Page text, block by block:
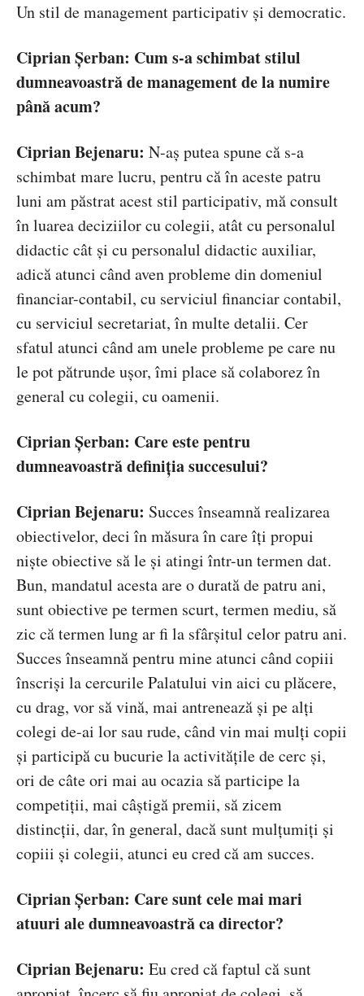
Un stil de management participativ și democratic.
Ciprian Șerban: Cum s-a schimbat stilul
dumneavoastră de management de la numire
până acum?
Ciprian Bejenaru: N-aș putea spune că s-a
schimbat mare lucru, pentru că în aceste patru
luni am păstrat acest stil participativ, mă consult
în luarea deciziilor cu colegii, atât cu personalul
didactic cât și cu personalul didactic auxiliar,
adică atunci când aven probleme din domeniul
financiar-contabil, cu serviciul financiar contabil,
cu serviciul secretariat, în multe detalii. Cer
sfatul atunci când am unele probleme pe care nu
le pot pătrunde ușor, îmi place să colaborez în
general cu colegii, cu oamenii.
Ciprian Șerban: Care este pentru
dumneavoastră definiția succesului?
Ciprian Bejenaru: Succes înseamnă realizarea
obiectivelor, deci în măsura în care îți propui
niște obiective să le și atingi într-un termen dat.
Bun, mandatul acesta are o durată de patru ani,
sunt obiective pe termen scurt, termen mediu, să
zic că termen lung ar fi la sfârșitul celor patru ani.
Succes înseamnă pentru mine atunci când copiii
înscriși la cercurile Palatului vin aici cu plăcere,
cu drag, vor să vină, mai antrenează și pe alți
colegi de-ai lor sau rude, când vin mai mulți copii
și participă cu bucurie la activitățile de cerc și,
ori de câte ori mai au ocazia să participe la
competiții, mai câștigă premii, să zicem
distincții, dar, în general, dacă sunt mulțumiți și
copiii și colegii, atunci eu cred că am succes.
Ciprian Șerban: Care sunt cele mai mari
atuuri ale dumneavoastră ca director?
Ciprian Bejenaru: Eu cred că faptul că sunt